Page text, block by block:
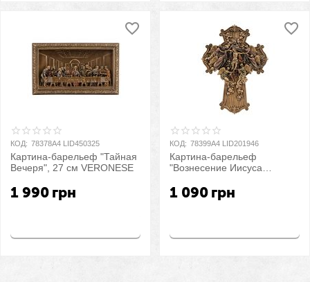
КОД: 78378A4 LID450325
Картина-барельеф "Тайная
Вечеря", 27 см VERONESE
1 990 грн
КОД: 78399A4 LID201946
Картина-барельеф
"Вознесение Иисуса
VERONESE
1 090 грн